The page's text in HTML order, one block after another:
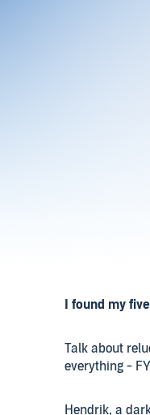
I found my
Talk about
everything -
Hendrik, a